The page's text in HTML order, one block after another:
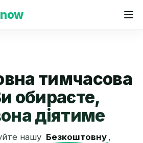
тимчасова
обираєте,
діятиме
нашу Безкоштовну ,